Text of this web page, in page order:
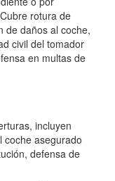
rotura de
de daños al coche,
civil del tomador
en multas de
incluyen
coche asegurado
defensa de